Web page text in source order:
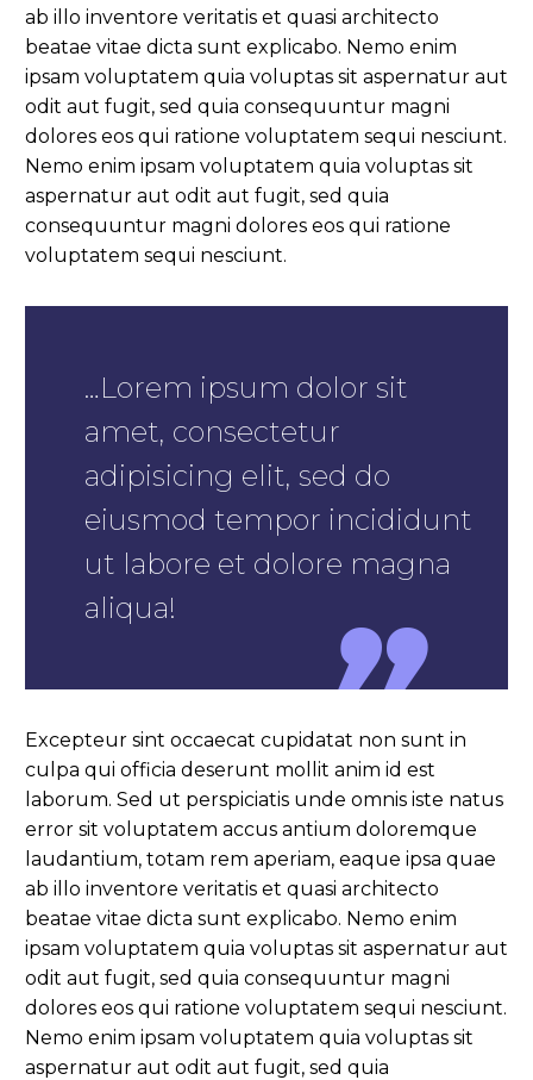
ab illo inventore veritatis et quasi architecto
beatae vitae dicta sunt explicabo. Nemo enim
ipsam voluptatem quia voluptas sit aspernatur aut
odit aut fugit, sed quia consequuntur magni
dolores eos qui ratione voluptatem sequi nesciunt.
Nemo enim ipsam voluptatem quia voluptas sit
aspernatur aut odit aut fugit, sed quia
consequuntur magni dolores eos qui ratione
voluptatem sequi nesciunt.
…Lorem ipsum dolor sit
amet, consectetur
adipisicing elit, sed do
eiusmod tempor incididunt
ut labore et dolore magna
aliqua!
Excepteur sint occaecat cupidatat non sunt in
culpa qui officia deserunt mollit anim id est
laborum. Sed ut perspiciatis unde omnis iste natus
error sit voluptatem accus antium doloremque
laudantium, totam rem aperiam, eaque ipsa quae
ab illo inventore veritatis et quasi architecto
beatae vitae dicta sunt explicabo. Nemo enim
ipsam voluptatem quia voluptas sit aspernatur aut
odit aut fugit, sed quia consequuntur magni
dolores eos qui ratione voluptatem sequi nesciunt.
Nemo enim ipsam voluptatem quia voluptas sit
aspernatur aut odit aut fugit, sed quia